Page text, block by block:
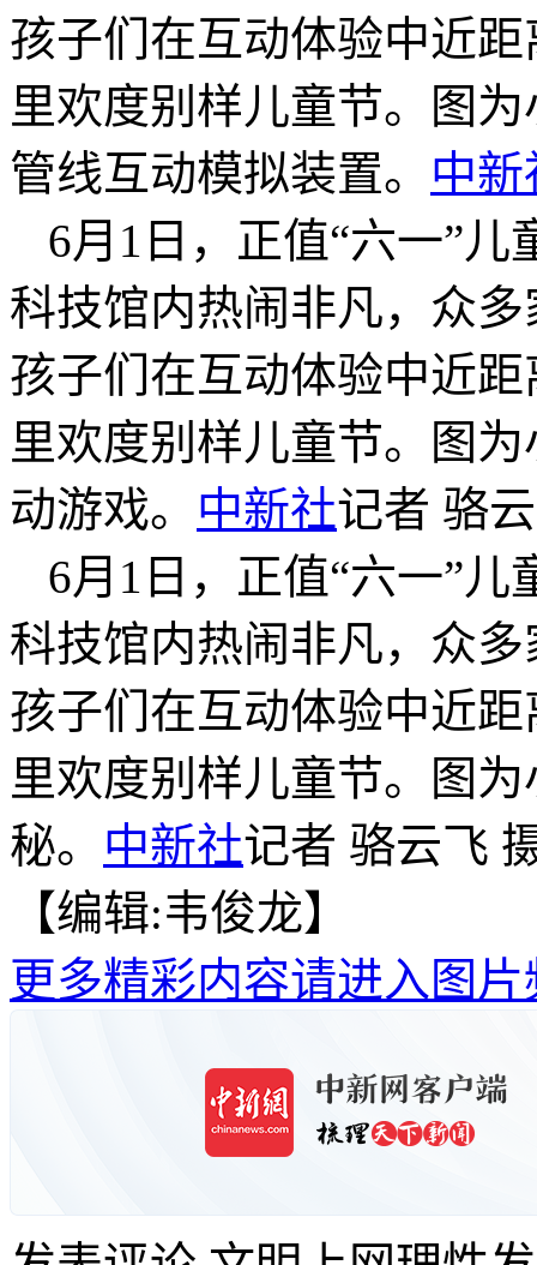
孩子们在互动体验中近
里欢度别样儿童节。图
管线互动模拟装置。 中新
6月1日，正值“六一”
科技馆内热闹非凡，众
孩子们在互动体验中近
里欢度别样儿童节。图
动游戏。 中新社记者 骆
6月1日，正值“六一”
科技馆内热闹非凡，众
孩子们在互动体验中近
里欢度别样儿童节。图
秘。 中新社记者 骆云飞
【编辑:韦俊龙】
更多精彩内容请进入图片